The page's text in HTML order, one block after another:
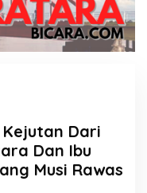
Dari
Dan Ibu
Musi Rawas